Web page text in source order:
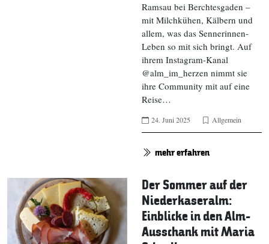
Ramsau bei Berchtesgaden –
mit Milchkühen, Kälbern und
allem, was das Sennerinnen-
Leben so mit sich bringt. Auf
ihrem Instagram-Kanal
@alm_im_herzen nimmt sie
ihre Community mit auf eine
Reise…
24. Juni 2025 Allgemein
mehr erfahren
Der Sommer auf der
Niederkaseralm:
Einblicke in den Alm-
Ausschank mit Maria